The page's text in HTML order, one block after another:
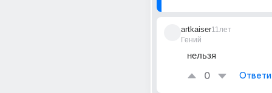
artkaiser
Гений
11лет
нельзя
0